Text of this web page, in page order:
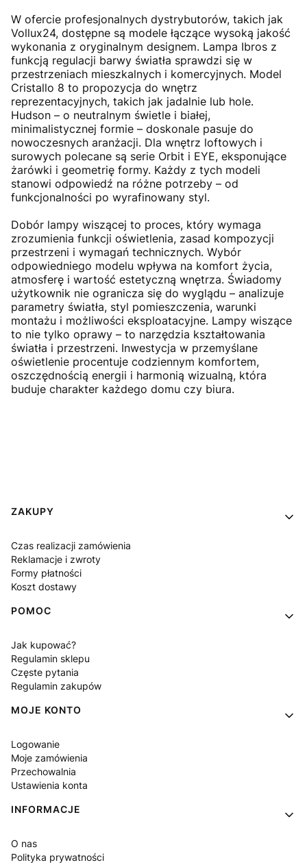
W ofercie profesjonalnych dystrybutorów, takich jak
Vollux24, dostępne są modele łączące wysoką jakość
wykonania z oryginalnym designem. Lampa Ibros z
funkcją regulacji barwy światła sprawdzi się w
przestrzeniach mieszkalnych i komercyjnych. Model
Cristallo 8 to propozycja do wnętrz
reprezentacyjnych, takich jak jadalnie lub hole.
Hudson – o neutralnym świetle i białej,
minimalistycznej formie – doskonale pasuje do
nowoczesnych aranżacji. Dla wnętrz loftowych i
surowych polecane są serie Orbit i EYE, eksponujące
żarówki i geometrię formy. Każdy z tych modeli
stanowi odpowiedź na różne potrzeby – od
funkcjonalności po wyrafinowany styl.
Dobór lampy wiszącej to proces, który wymaga
zrozumienia funkcji oświetlenia, zasad kompozycji
przestrzeni i wymagań technicznych. Wybór
odpowiedniego modelu wpływa na komfort życia,
atmosferę i wartość estetyczną wnętrza. Świadomy
użytkownik nie ogranicza się do wyglądu – analizuje
parametry światła, styl pomieszczenia, warunki
montażu i możliwości eksploatacyjne. Lampy wiszące
to nie tylko oprawy – to narzędzia kształtowania
światła i przestrzeni. Inwestycja w przemyślane
oświetlenie procentuje codziennym komfortem,
oszczędnością energii i harmonią wizualną, która
buduje charakter każdego domu czy biura.
Linki w stopce
ZAKUPY
Czas realizacji zamówienia
Reklamacje i zwroty
Formy płatności
Koszt dostawy
POMOC
Jak kupować?
Regulamin sklepu
Częste pytania
Regulamin zakupów
MOJE KONTO
Logowanie
Moje zamówienia
Przechowalnia
Ustawienia konta
INFORMACJE
O nas
Polityka prywatności